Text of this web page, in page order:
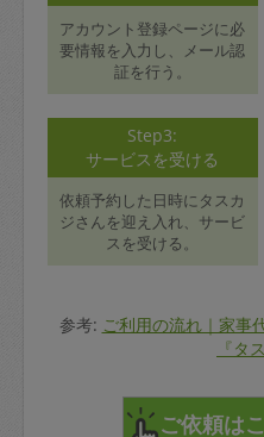
アカウント登録ページに必
要情報を入力し、メール認
証を行う。
Step3:
サービスを受ける
依頼予約した日時にタスカ
ジさんを迎え入れ、サービ
スを受ける。
参考: ご利用の流れ｜家事
『タ